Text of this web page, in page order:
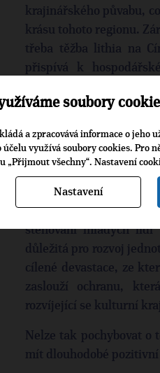
krajinářského půvabu,
krásu tohoto regionu.
třeba těžba lithia na
přispívá k
Kdysi opomíjené
vyhledávaným
nepromění na
mít jasně vymezené
například se solární
v ptačí oblasti bez
stěhování mladých
důležitá pro rozvoj
cílené devastace, ze
zaslouží ochranu,
rozvíjející se kulturní
Nelze tak pochybovat o
mít dlouhodobé
soubory
a zpracovává informace o
využívá soubory cookies. Pro
všechny“. Nastavení
Nastavení